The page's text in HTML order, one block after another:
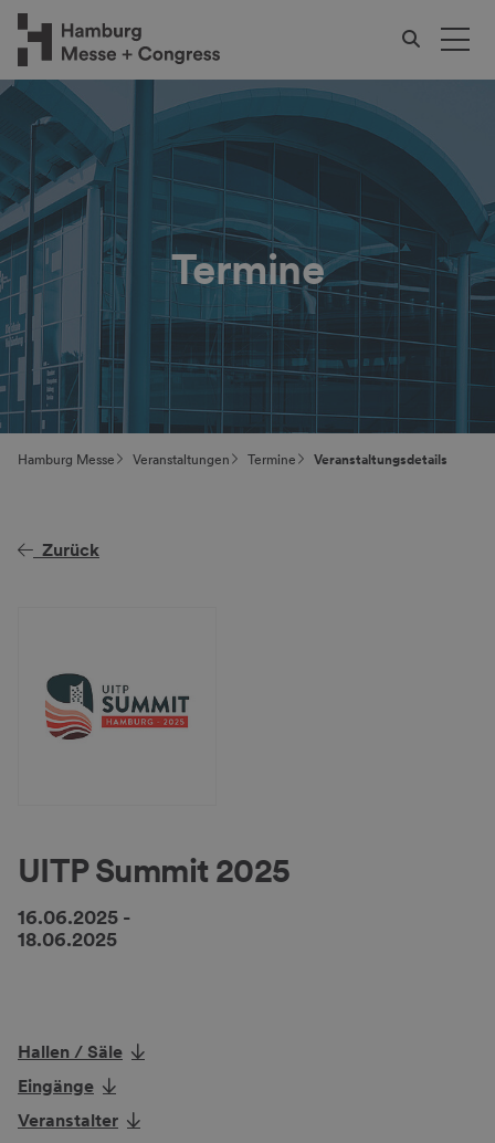
Termine
Hamburg Messe Veranstaltungen Termine Veranstaltungsdetails
Zurück
UITP Summit 2025
16.06.2025 -
18.06.2025
Hallen / Säle
Eingänge
Veranstalter